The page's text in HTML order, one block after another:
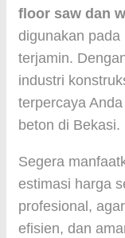
floor saw dan
digunakan pada
terjamin.
industri
terpercaya
beton di Bekasi.
Segera
estimasi harga
profesional,
efisien, dan